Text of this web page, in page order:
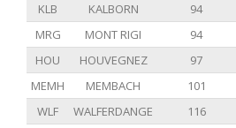
KLB
KALBORN 94
MRG
MONT RIGI 94
HOU
HOUVEGNEZ 97
MEMH
MEMBACH 101
WLF
WALFERDANGE 116